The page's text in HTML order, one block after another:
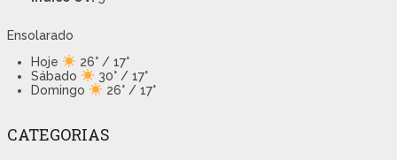
Ensolarado
Hoje
26° / 17°
Sábado
30° / 17°
Domingo
26° / 17°
CATEGORIAS